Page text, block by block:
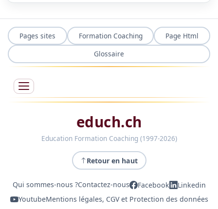
Pages sites Formation Coaching
Page Html
Glossaire
educh.ch
Education Formation Coaching (1997-2026)
Retour en haut
Qui sommes-nous ?Contactez-nous Facebook
Linkedin
YoutubeMentions légales, CGV et Protection des données